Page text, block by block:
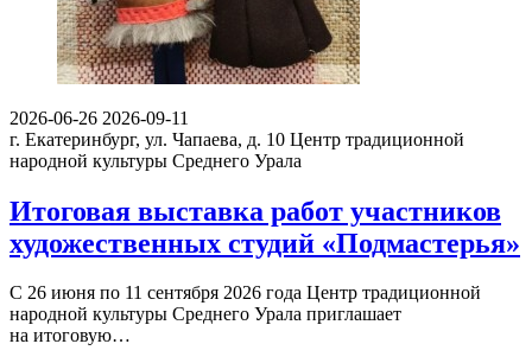
2026-06-26 2026-09-11
г. Екатеринбург, ул. Чапаева, д. 10 Центр традиционной
народной культуры Среднего Урала
Итоговая выставка работ участников
художественных студий «Подмастерья»
С 26 июня по 11 сентября 2026 года Центр традиционной
народной культуры Среднего Урала приглашает
на итоговую…